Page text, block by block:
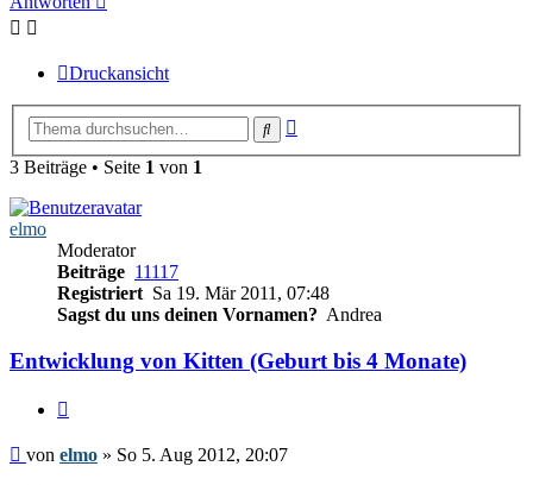
Druckansicht
Suche
3 Beiträge • Seite 1 von 1
elmo
Moderator
Beiträge 11117
Registriert Sa 19. Mär 2011, 07:48
Sagst du uns deinen Vornamen? Andrea
Entwicklung von Kitten (Geburt bis 4 Monate)
Beitrag
von elmo » So 5. Aug 2012, 20:07